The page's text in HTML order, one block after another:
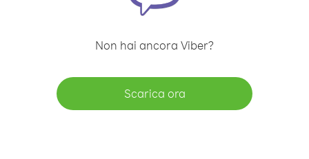
Non hai ancora Viber?
Scarica ora